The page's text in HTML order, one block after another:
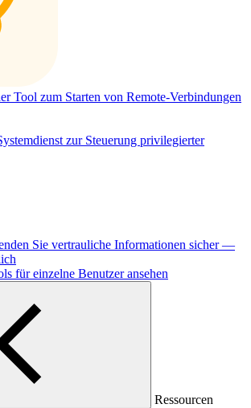
Tool zum Starten von Remote-Verbindungen
zur Steuerung privilegierter
Sie vertrauliche Informationen sicher —
für einzelne Benutzer ansehen
Ressourcen